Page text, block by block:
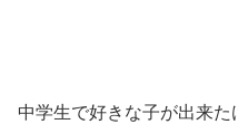
中学生で好きな子が出来た